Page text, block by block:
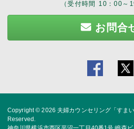
（受付時間 10：00～
お問合
Copyright © 2026 夫婦カウンセリング「すま
Reserved.